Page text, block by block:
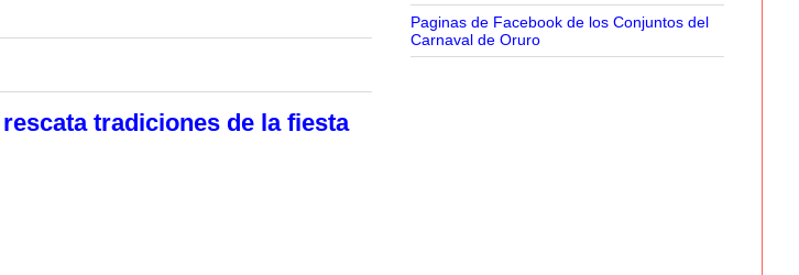
tradiciones de la fiesta
Paginas de Facebook de los Conjuntos del
Carnaval de Oruro